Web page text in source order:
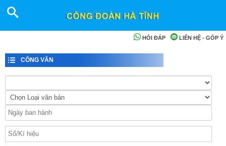
LIÊN HỆ - GÓP Ý
HỎI ĐÁP
CÔNG VĂN